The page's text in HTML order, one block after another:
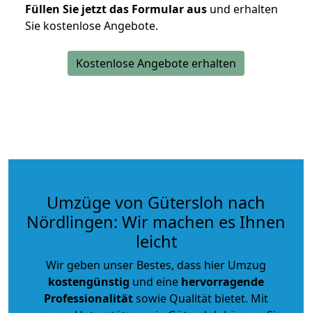
Füllen Sie jetzt das Formular aus und erhalten
Sie kostenlose Angebote.
Kostenlose Angebote erhalten
Umzüge von Gütersloh nach
Nördlingen: Wir machen es Ihnen
leicht
Wir geben unser Bestes, dass hier Umzug
kostengünstig und eine hervorragende
Professionalitätsowie Qualität bietet. Mit